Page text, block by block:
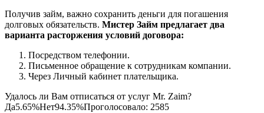
Получив займ, важно сохранить деньги для погашения
долговых обязательств. Мистер Займ предлагает два
варианта расторжения условий договора:
Посредством телефонии.
Письменное обращение к сотрудникам компании.
Через Личный кабинет плательщика.
Удалось ли Вам отписаться от услуг Mr. Zaim?
Да5.65%Нет94.35%Проголосовало: 2585